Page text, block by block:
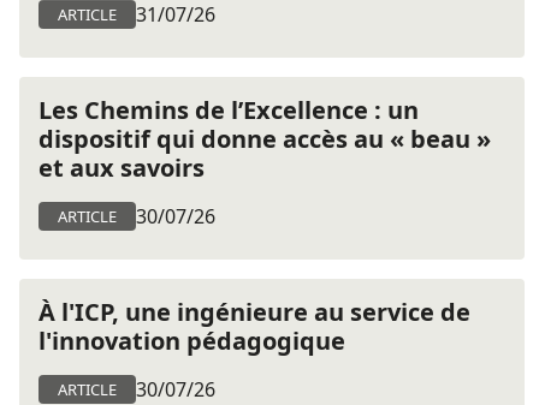
ARTICLE 31/07/26
Les Chemins de l’Excellence : un
dispositif qui donne accès au « beau »
et aux savoirs
ARTICLE 30/07/26
À l'ICP, une ingénieure au service de
l'innovation pédagogique
ARTICLE 30/07/26